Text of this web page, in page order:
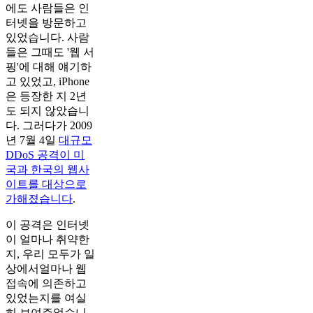
에도 사람들은 인
터넷을 방문하고
있었습니다. 사람
들은 그때도 '웹 서
핑'에 대해 얘기하
고 있었고, iPhone
은 등장한 지 2년
도 되지 않았습니
다. 그러다가 2009
년 7월 4일 대규모
DDoS 공격이 미
국과 한국의 웹사
이트를 대상으로
가해졌습니다.
이 공격은 인터넷
이 얼마나 취약한
지, 우리 모두가 일
상에서얼마나 웹
접속에 의존하고
있었는지를 여실